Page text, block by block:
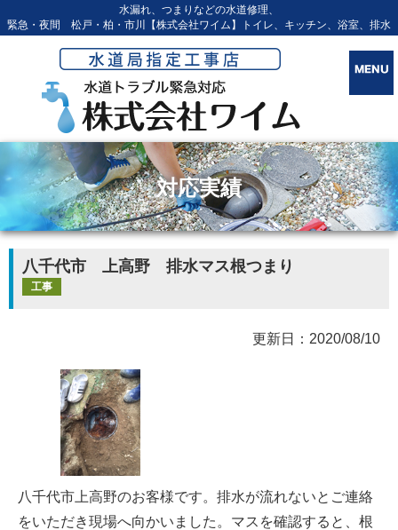
水漏れ、つまりなどの水道修理、
緊急・夜間 松戸・柏・市川【株式会社ワイム】トイレ、キッチン、浴室、排水
対応実績
八千代市 上高野 排水マス根つまり
工事
更新日：2020/08/10
八千代市上高野のお客様です。排水が流れないとご連絡
をいただき現場へ向かいました。マスを確認すると、根